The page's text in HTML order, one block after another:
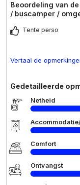
Beoordeling van
/ buscamper /
Tente perso
Vertaal de
Gedetailleerde
Netheid
Comfort
Ontvangst